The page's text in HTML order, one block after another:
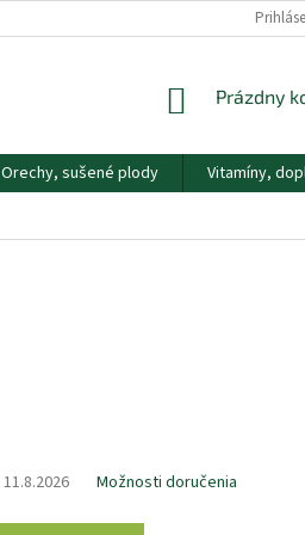
NÁŠ
NÁKUPNÝ
Prázdny
Orechy, sušené plody Vitamíny,
11.8.2026 Možnosti doručenia